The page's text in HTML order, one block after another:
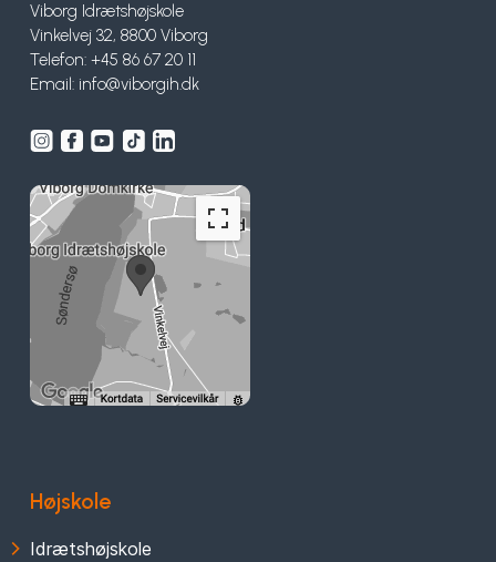
Viborg Idrætshøjskole
Vinkelvej 32, 8800 Viborg
Telefon: +45 86 67 20 11
Email: info@viborgih.dk
Højskole
Idrætshøjskole